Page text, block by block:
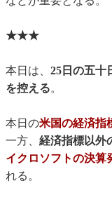
★★★
本日は、 25日の五十
を控える。
本日の米国の経済指
一方、 経済指標以外
イクロソフトの決算
れる。